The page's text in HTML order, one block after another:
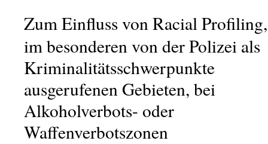
Zum Einfluss von Racial
im besonderen von der Polizei als
Kriminalitätsschwerpunkte
ausgerufenen Gebieten, bei
Alkoholverbots- oder
Waffenverbotszonen